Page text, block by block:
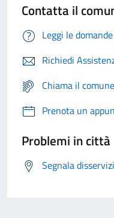
Contatta il
Leggi le
Richiedi
Chiama il
Prenota un
Problemi in città
Segnala